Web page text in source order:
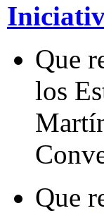
Que
los
Que